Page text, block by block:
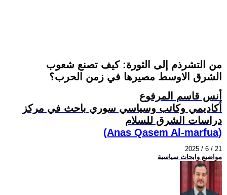
من التشرذم إلى الثورة: كيف تصنع شعوب
الشرق الاوسط مصيرها في زمن الحرب؟
أنس قاسم المرفوع
أكاديمي وكاتب وسياسي سوري باحث في مركز
دراسات الشرق للسلام
(Anas Qasem Al-marfua)
2025 / 6 / 21
مواضيع وابحاث سياسية